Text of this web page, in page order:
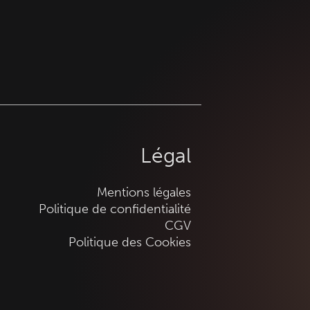
Légal
Mentions légales
Politique de confidentialité
CGV
Politique des Cookies